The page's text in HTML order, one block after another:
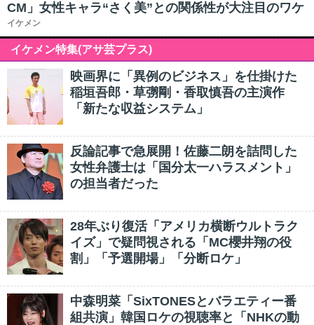
CM」女性キャラ“さく美”との関係性が大注目のワケ
イケメン
イケメン特集(アサ芸プラス)
映画界に「異例のビジネス」を仕掛けた
稲垣吾郎・草彅剛・香取慎吾の主演作
「新たな収益システム」
反論記事で急展開！佐藤二朗を詰問した
女性弁護士は「国分太一ハラスメント」
の担当者だった
28年ぶり復活「アメリカ横断ウルトラク
イズ」で疑問視される「MC櫻井翔の役
割」「予選開場」「分断ロケ」
中森明菜「SixTONESとバラエティー番
組共演」韓国ロケの視聴率と「NHKの動